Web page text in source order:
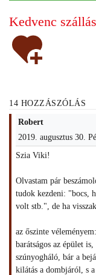
Kedvenc
14 HOZZÁSZÓLÁS
Robert
2019. augusztus 30.
Szia Viki!
Olvastam pár
tudok kezdeni: "bocs,
volt stb.", de ha
az őszinte
barátságos az épület
szúnyogháló, bár a
kilátás a dombjáról, s